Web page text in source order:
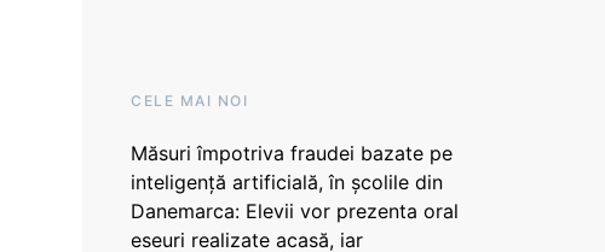
CELE MAI NOI
Măsuri împotriva fraudei bazate pe
inteligență artificială, în școlile din
Danemarca: Elevii vor prezenta oral
eseuri realizate acasă, iar